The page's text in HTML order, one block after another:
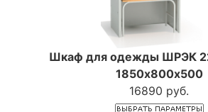
Шкаф для одежды ШРЭК
1850х800х500
16890 руб.